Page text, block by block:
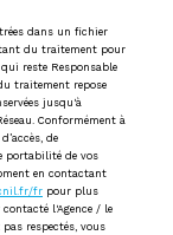
dans un fichier
du traitement pour
reste Responsable
traitement repose
jusqu'à
Conformément à
de
portabilité de vos
en contactant
fr pour plus
l'Agence / le
respectés, vous